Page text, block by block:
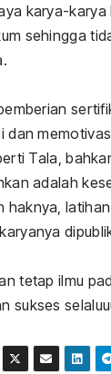
karya-karya
sehingga
dan
Tala,
adalah
haknya,
tetap ilmu
sukses